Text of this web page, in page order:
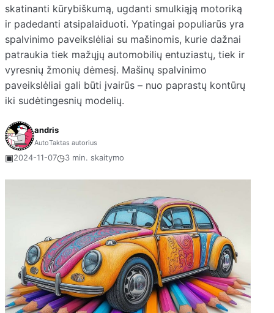
skatinanti kūrybiškumą, ugdanti smulkiąją motoriką
ir padedanti atsipalaiduoti. Ypatingai populiarūs yra
spalvinimo paveikslėliai su mašinomis, kurie dažnai
patraukia tiek mažųjų automobilių entuziastų, tiek ir
vyresnių žmonių dėmesį. Mašinų spalvinimo
paveikslėliai gali būti įvairūs – nuo paprastų kontūrų
iki sudėtingesnių modelių.
andris
AutoTaktas autorius
▣2024-11-07◷3 min. skaitymo